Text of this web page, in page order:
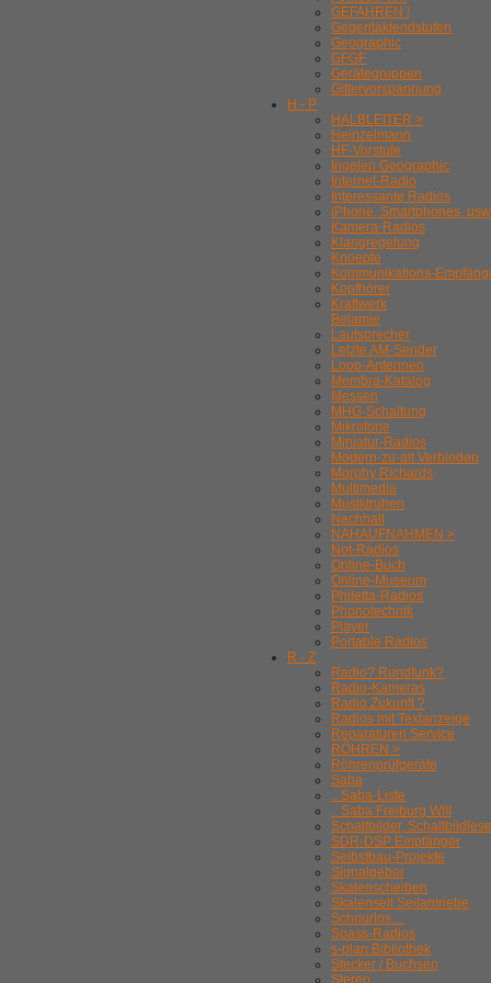
GEFAHREN !
Gegentaktendstufen
Geographic
GFGF
Gerätegruppen
Gittervorspannung
H - P
HALBLEITER >
Heinzelmann
HF-Vorstufe
Ingelen Geographic
Internet-Radio
Interessante Radios
iPhone, Smartphones,
Kamera-Radios
Klangregelung
Knoepfe
Kommunikations-
Kopfhörer
Kraftwerk
Belamie
Lautsprecher
Letzte AM-Sender
Loop-Antennen
Membra-Katalog
Messen
MHG-Schaltung
Mikrofone
Miniatur-Radios
Modern-zu-alt Verbinden
Morphy Richards
Multimedia
Musiktruhen
Nachhall
NAHAUFNAHMEN >
Not-Radios
Online-Buch
Online-Museum
Philetta-Radios
Phonotechnik
Player
Portable Radios
R - Z
Radio? Rundfunk?
Radio-Kameras
Radio Zukunft ?
Radios mit Textanzeige
Reparaturen Service
RÖHREN >
Röhrenprüfgeräte
Saba
.. Saba-Liste
.. Saba Freiburg WIII
Schaltbilder,
SDR-DSP Empfänger
Selbstbau-Projekte
Signalgeber
Skalenscheiben
Skalenseil Seilantriebe
Schnurlos ...
Spass-Radios
s-plan Bibliothek
Stecker / Buchsen
Stereo